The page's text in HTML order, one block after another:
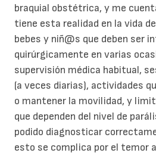
braquial obstétrica, y me
tiene esta realidad en la vida
bebes y niñ@s que deben ser
quirúrgicamente en varias
supervisión médica habitual,
(a veces diarias), actividades
o mantener la movilidad, y
que dependen del nivel de
podido diagnosticar
esto se complica por el temor